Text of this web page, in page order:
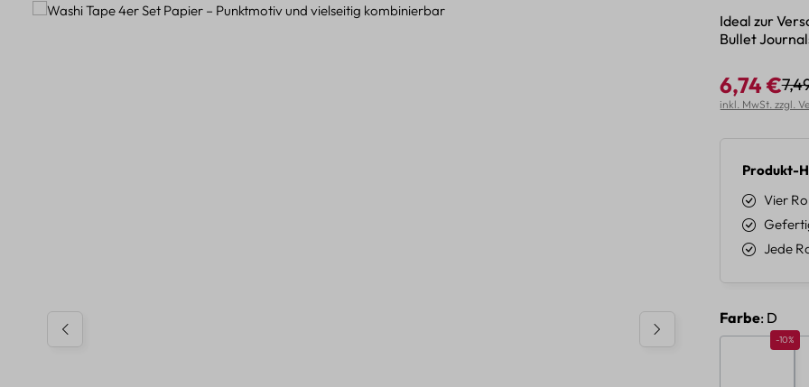
Ideal zur
Bullet
Verkaufspreis:
6,74 €
inkl. MwSt. zzgl.
Produkt-
Vier
Jede
Farbe: D
Rabatt
-10%